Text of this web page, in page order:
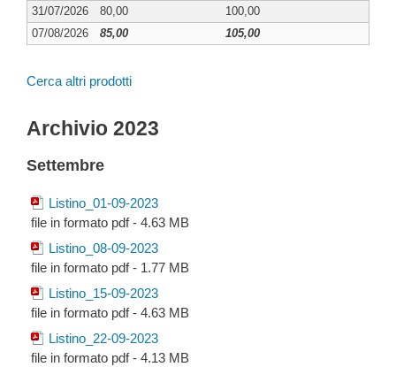
31/07/2026 80,00
100,00
07/08/2026
85,00 105,00
Cerca altri prodotti
Archivio 2023
Settembre
Listino_01-09-2023
file in formato pdf - 4.63 MB
Listino_08-09-2023
file in formato pdf - 1.77 MB
Listino_15-09-2023
file in formato pdf - 4.63 MB
Listino_22-09-2023
file in formato pdf - 4.13 MB